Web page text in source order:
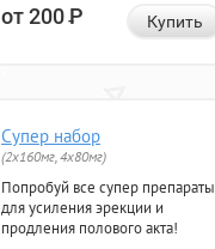
от 200Р Купить
Супер набор
(2х160мг, 4х80мг)
Попробуй все супер препараты
для усиления эрекции и
продления полового акта!